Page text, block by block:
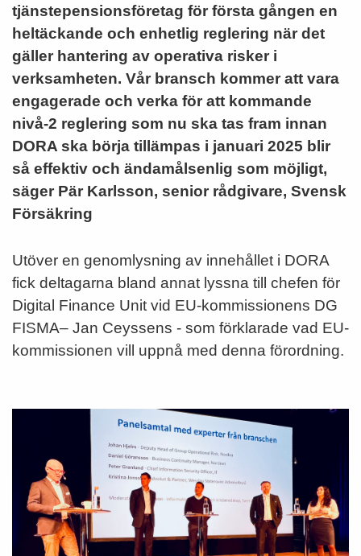
tjänstepensionsföretag för första gången en
heltäckande och enhetlig reglering när det
gäller hantering av operativa risker i
verksamheten. Vår bransch kommer att vara
engagerade och verka för att kommande
nivå-2 reglering som nu ska tas fram innan
DORA ska börja tillämpas i januari 2025 blir
så effektiv och ändamålsenlig som möjligt,
säger Pär Karlsson, senior rådgivare, Svensk
Försäkring
Utöver en genomlysning av innehållet i DORA
fick deltagarna bland annat lyssna till chefen för
Digital Finance Unit vid EU-kommissionens DG
FISMA– Jan Ceyssens - som förklarade vad EU-
kommissionen vill uppnå med denna förordning.